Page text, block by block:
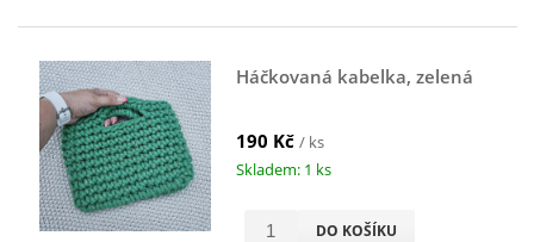
Háčkovaná kabelka, zelená
190 Kč / ks
Skladem: 1 ks
DO KOŠÍKU